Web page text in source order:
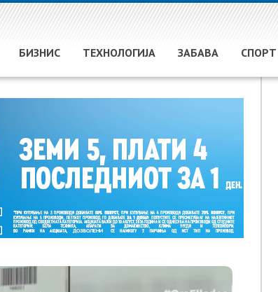
БИЗНИС ТЕХНОЛОГИЈА ЗАБАВА СПОРТ